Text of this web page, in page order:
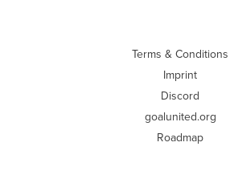
Terms & Conditions
Imprint
Discord
goalunited.org
Roadmap